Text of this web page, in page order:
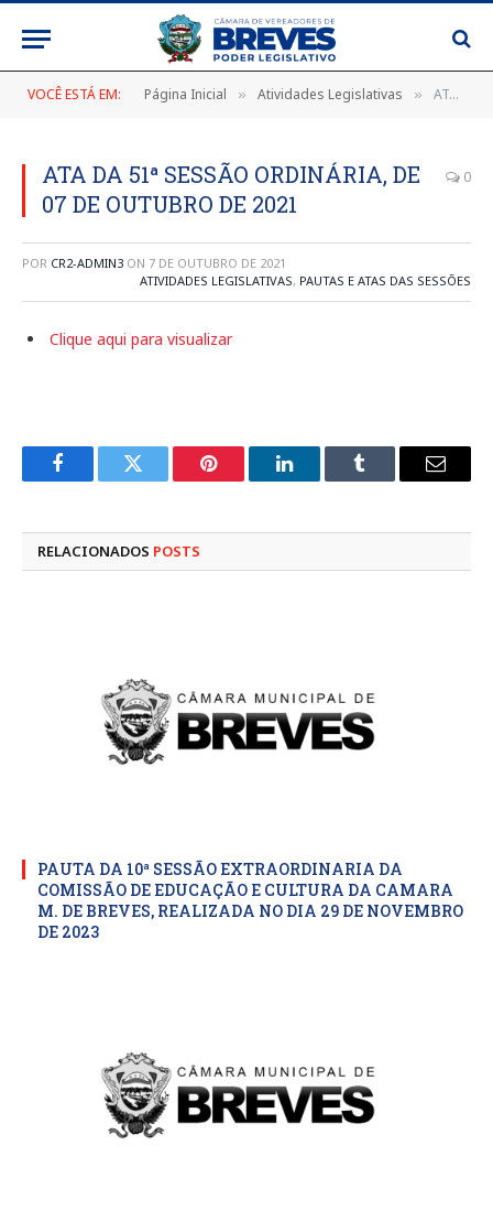
VOCÊ ESTÁ EM: Página Inicial » Atividades Legislativas » ATA DA 51ª SESSÃO ORDINÁRIA, DE 07 DE OUTUBRO DE 2021
ATA DA 51ª SESSÃO ORDINÁRIA, DE
07 DE OUTUBRO DE 2021
0
POR CR2-ADMIN3 ON 7 DE OUTUBRO DE 2021
ATIVIDADES LEGISLATIVAS, PAUTAS E ATAS DAS SESSÕES
Clique aqui para visualizar
FacebookTwitter Pinterest LinkedInTumblr
E-
RELACIONADOS POSTS
PAUTA DA 10ª SESSÃO EXTRAORDINARIA DA
COMISSÃO DE EDUCAÇÃO E CULTURA DA CAMARA
M. DE BREVES, REALIZADA NO DIA 29 DE NOVEMBRO
DE 2023